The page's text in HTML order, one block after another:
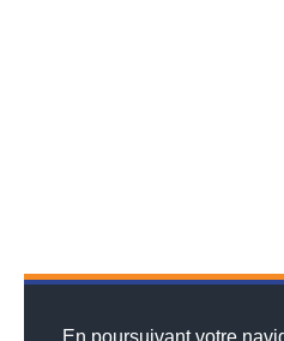
En poursuivant votre